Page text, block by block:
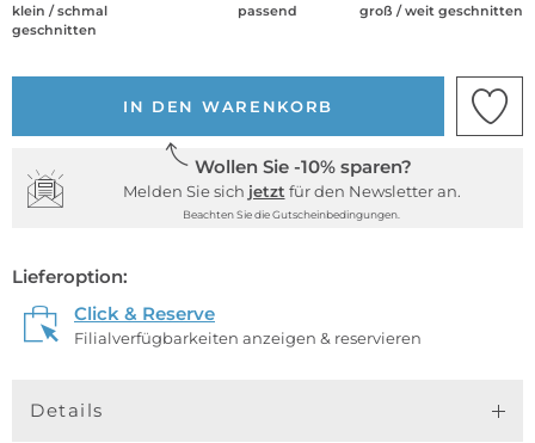
klein / schmal
geschnitten
passend groß / weit geschnitten
IN DEN WARENKORB
Wollen Sie -10% sparen?
Melden Sie sich jetzt für den Newsletter an.
Beachten Sie die Gutscheinbedingungen.
Lieferoption:
Click & Reserve
Filialverfügbarkeiten anzeigen & reservieren
Details